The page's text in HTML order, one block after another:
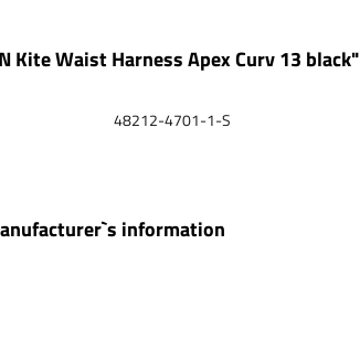
Kite Waist Harness Apex Curv 13 black"
48212-4701-1-S
information